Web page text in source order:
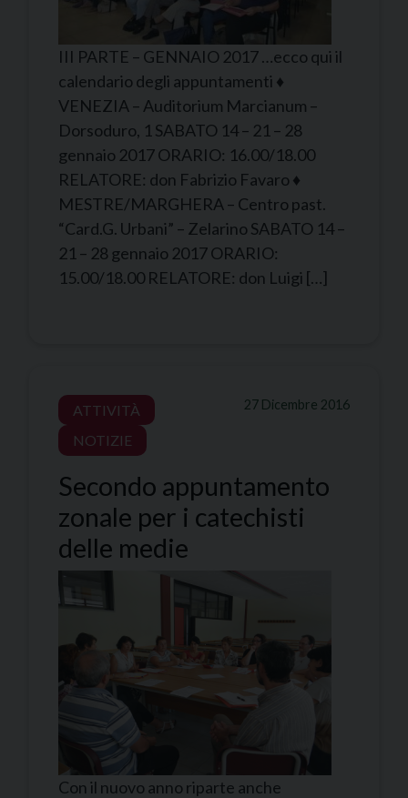
III PARTE – GENNAIO 2017 …ecco qui il
calendario degli appuntamenti ♦
VENEZIA – Auditorium Marcianum –
Dorsoduro, 1 SABATO 14 – 21 – 28
gennaio 2017 ORARIO: 16.00/18.00
RELATORE: don Fabrizio Favaro ♦
MESTRE/MARGHERA – Centro past.
“Card.G. Urbani” – Zelarino SABATO 14 –
21 – 28 gennaio 2017 ORARIO:
15.00/18.00 RELATORE: don Luigi […]
27 Dicembre 2016
ATTIVITÀ
NOTIZIE
Secondo appuntamento
zonale per i catechisti
delle medie
Con il nuovo anno riparte anche